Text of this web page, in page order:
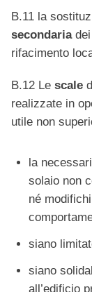
B.11 la
secondariadei
rifacimento
B.12 Le scale
realizzate in
utile non
la
solaio non
né
siano
siano
all’edificio